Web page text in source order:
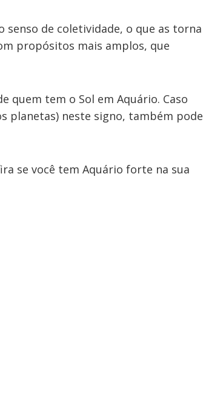
de coletividade, o que as torna
propósitos mais amplos, que
quem tem o Sol em Aquário. Caso
planetas) neste signo, também pode
se você tem Aquário forte na sua